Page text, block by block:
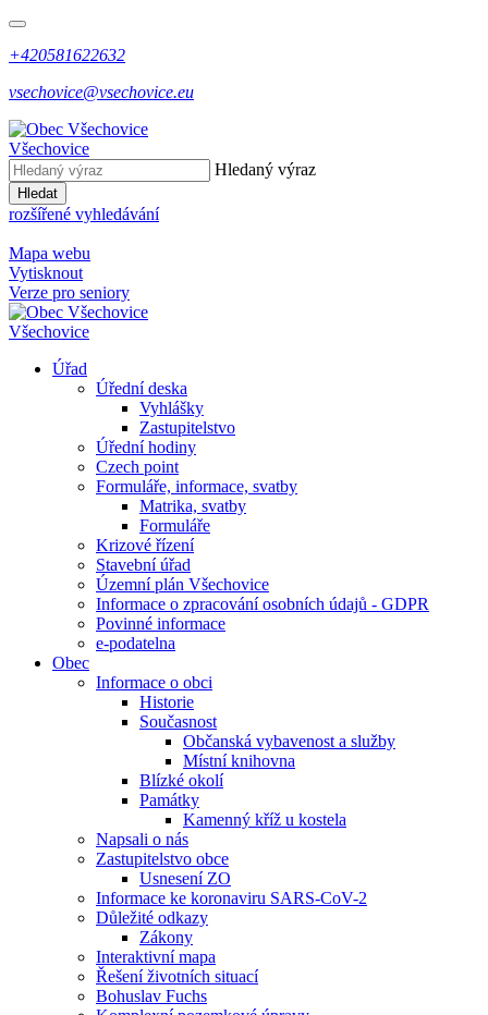
+420581622632
vsechovice@vsechovice.eu
Všechovice
Hledaný výraz
Hledat
rozšířené vyhledávání
Mapa webu
Vytisknout
Verze pro seniory
Všechovice
Úřad
Úřední deska
Vyhlášky
Zastupitelstvo
Úřední hodiny
Czech point
Formuláře, informace, svatby
Matrika, svatby
Formuláře
Krizové řízení
Stavební úřad
Územní plán Všechovice
Informace o zpracování osobních údajů - GDPR
Povinné informace
e-podatelna
Obec
Informace o obci
Historie
Současnost
Občanská vybavenost a služby
Místní knihovna
Blízké okolí
Památky
Kamenný kříž u kostela
Napsali o nás
Zastupitelstvo obce
Usnesení ZO
Informace ke koronaviru SARS-CoV-2
Důležité odkazy
Zákony
Interaktivní mapa
Řešení životních situací
Bohuslav Fuchs